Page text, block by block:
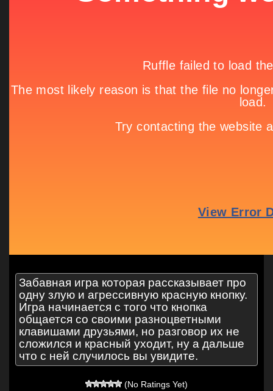
Забавная игра которая рассказывает про
одну злую и агрессивную красную кнопку.
Игра начинается с того что кнопка
общается со своими разноцветными
клавишами друзьями, но разговор их не
сложился и красный уходит, ну а дальше
что с ней случилось вы увидите.
(No Ratings Yet)